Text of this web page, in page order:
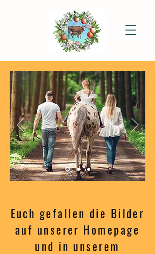
Euch gefallen die Bilder
auf unserer Homepage
und in unserem